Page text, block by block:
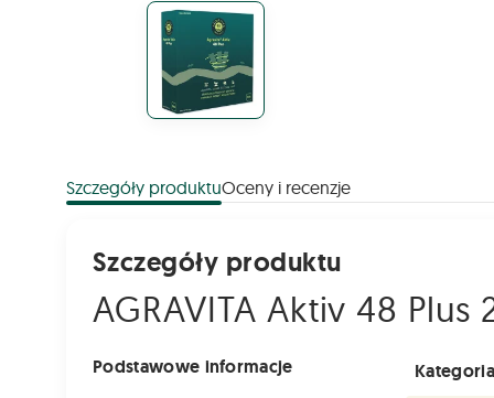
Szczegóły produktuOceny i recenzje
Szczegóły produktu
AGRAVITA Aktiv 48 Plus
Podstawowe informacje Kategoria